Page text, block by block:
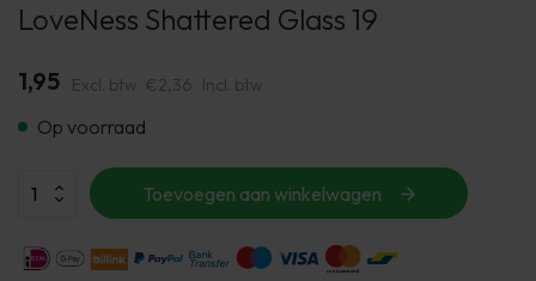
LoveNess Shattered Glass 19
1,95 Excl. btw €2,36 Incl. btw
Op voorraad
Toevoegen aan winkelwagen